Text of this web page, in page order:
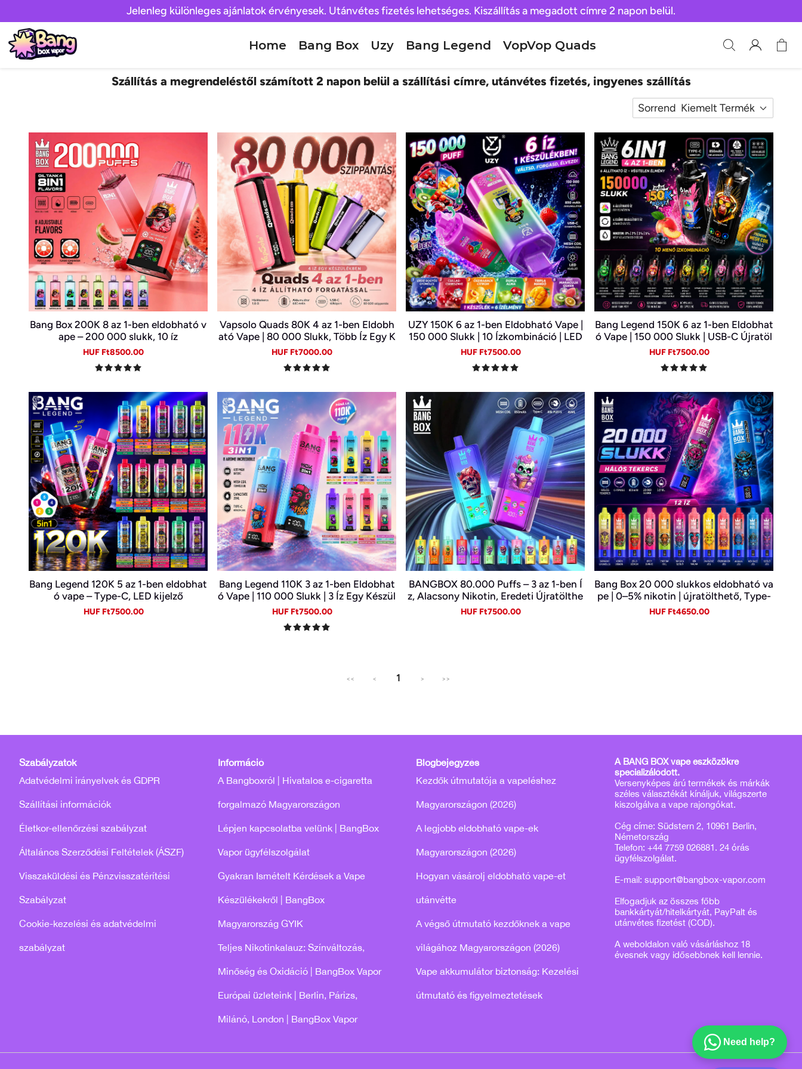
Jelenleg különleges ajánlatok érvényesek. Utánvétes fizetés lehetséges. Kiszállítás a megadott címre 2 napon belül.
Home Bang Box Uzy Bang Legend VopVop Quads
Szállítás a megrendeléstől számított 2 napon belül a szállítási címre, utánvétes fizetés, ingyenes szállítás
Sorrend Kiemelt Termék
Bang Box 200K 8 az 1-ben eldobható v
ape – 200 000 slukk, 10 íz
Sale
HUF Ft8500.00
Vapsolo Quads 80K 4 az 1-ben Eldobh
ató Vape | 80 000 Slukk, Több Íz Egy K
észülékben
Sale
HUF Ft7000.00
UZY 150K 6 az 1-ben Eldobható Vape |
150 000 Slukk | 10 Ízkombináció | LED
Kijelző | Type-C Újratölthető E-cigi
Sale
HUF Ft7500.00
Bang Legend 150K 6 az 1-ben Eldobhat
ó Vape | 150 000 Slukk | USB-C Újratöl
thető E-cigi | 6 Íz Egy Készülékben
Sale
HUF Ft7500.00
Bang Legend 120K 5 az 1-ben eldobhat
ó vape – Type-C, LED kijelző
Sale
HUF Ft7500.00
Bang Legend 110K 3 az 1-ben Eldobhat
ó Vape | 110 000 Slukk | 3 Íz Egy Készül
ékben | Digitális Kijelző | Type-C
Sale
HUF Ft7500.00
BANGBOX 80.000 Puffs – 3 az 1-ben Í
z, Alacsony Nikotin, Eredeti Újratölthe
tő Eldobható Vape Nagykereskedelem
Sale
HUF Ft7500.00
Bang Box 20 000 slukkos eldobható va
pe | 0–5% nikotin | újratölthető, Type-
C
Sale
HUF Ft4650.00
<< < 1 > >>
Szabályzatok
Adatvédelmi irányelvek és GDPR
Szállítási információk
Életkor-ellenőrzési szabályzat
Általános Szerződési Feltételek (ÁSZF)
Visszaküldési és Pénzvisszatérítési
Szabályzat
Cookie-kezelési és adatvédelmi
szabályzat
Információ
A Bangboxról | Hivatalos e-cigaretta
forgalmazó Magyarországon
Lépjen kapcsolatba velünk | BangBox
Vapor ügyfélszolgálat
Gyakran Ismételt Kérdések a Vape
Készülékekről | BangBox
Magyarország GYIK
Teljes Nikotinkalauz: Színváltozás,
Minőség és Oxidáció | BangBox Vapor
Európai üzleteink | Berlin, Párizs,
Milánó, London | BangBox Vapor
Blogbejegyzés
Kezdők útmutatója a vapeléshez
Magyarországon (2026)
A legjobb eldobható vape-ek
Magyarországon (2026)
Hogyan vásárolj eldobható vape-et
utánvétte
A végső útmutató kezdőknek a vape
világához Magyarországon (2026)
Vape akkumulátor biztonság: Kezelési
útmutató és figyelmeztetések
A BANG BOX vape eszközökre
specializálódott.
Versenyképes árú termékek és márkák
széles választékát kínáljuk, világszerte
kiszolgálva a vape rajongókat.
Cég címe: Südstern 2, 10961 Berlin,
Németország
Telefon: +44 7759 026881. 24 órás
ügyfélszolgálat.
E-mail: support@bangbox-vapor.com
Elfogadjuk az összes főbb
bankkártyát/hitelkártyát, PayPalt és
utánvétes fizetést (COD).
A weboldalon való vásárláshoz 18
évesnek vagy idősebbnek kell lennie.
Need help?